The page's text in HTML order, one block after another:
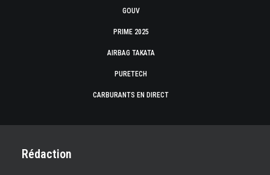
GOUV
PRIME 2025
AIRBAG TAKATA
PURETECH
CARBURANTS EN DIRECT
Rédaction